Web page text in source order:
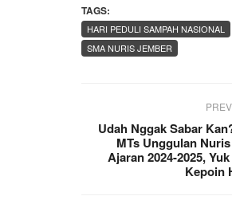
TAGS:
HARI PEDULI SAMPAH NASIONAL
SMA NURIS JEMBER
Udah Nggak Sabar
MTs Unggulan
Ajaran 2024-2025,
Kepoin